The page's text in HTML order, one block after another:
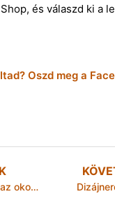
és válaszd ki a
Oszd meg a
Mit kell tudni az okostelefonok üvegfóliáiról?